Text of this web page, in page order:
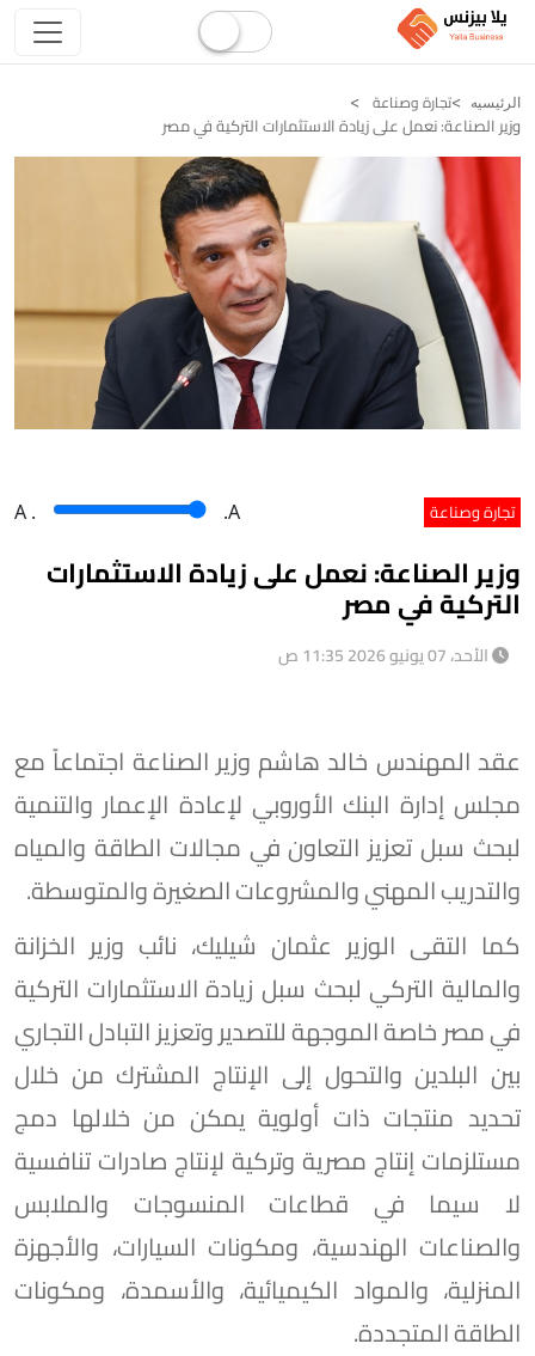
الرئيسيه تجارة وصناعة
وزير الصناعة: نعمل على زيادة الاستثمارات التركية في مصر
تجارة وصناعة A . .A
وزير الصناعة: نعمل على زيادة الاستثمارات
التركية في مصر
الأحد، 07 يونيو 2026 11:35 ص
عقد المهندس خالد هاشم وزير الصناعة اجتماعاً مع
مجلس إدارة البنك الأوروبي لإعادة الإعمار والتنمية
لبحث سبل تعزيز التعاون في مجالات الطاقة والمياه
والتدريب المهني والمشروعات الصغيرة والمتوسطة.
كما التقى الوزير عثمان شيليك، نائب وزير الخزانة
والمالية التركي لبحث سبل زيادة الاستثمارات التركية
في مصر خاصة الموجهة للتصدير وتعزيز التبادل التجاري
بين البلدين والتحول إلى الإنتاج المشترك من خلال
تحديد منتجات ذات أولوية يمكن من خلالها دمج
مستلزمات إنتاج مصرية وتركية لإنتاج صادرات تنافسية
لا سيما في قطاعات المنسوجات والملابس
والصناعات الهندسية، ومكونات السيارات، والأجهزة
المنزلية، والمواد الكيميائية، والأسمدة، ومكونات
الطاقة المتجددة.